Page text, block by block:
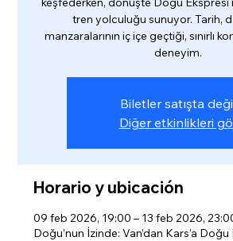
tren yolculuğu sunuyor. Tarih,
manzaralarının iç içe geçtiği, sınırlı
deneyim.
Biletler satışta
Diğer etkinlikleri
Horario y ubicación
09 feb 2026, 19:00 – 13 feb 2026,
Doğu’nun İzinde: Van’dan Kars’a Doğu